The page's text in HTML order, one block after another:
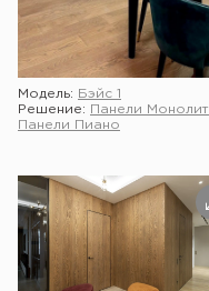
Модель:
Бэйс 1
Решение:
Панели Монолит
Панели Пиано